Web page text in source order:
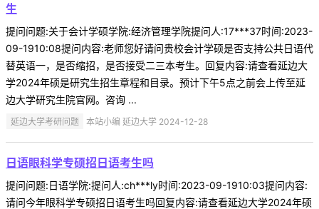
生
提问问题:关于会计学硕学院:经济管理学院提问人:17***37时间:2023-
09-1910:08提问内容:老师您好请问贵校会计学硕是否支持公共日语代
替英语一，是否缩招，是否接受二三本考生。回复内容:请查看延边大
学2024年硕是研究生招生章程和目录。预计下午5点之前会上传至延
边大学研究生院官网。咨询 ...
延边大学考研问题 本站小编 延边大学 2024-12-28
日语眼科学专硕招日语考生吗
提问问题:日语学院:提问人:ch***ly时间:2023-09-1910:03提问内容:
请问今年眼科学专硕招日语考生吗回复内容:请查看延边大学2024年硕